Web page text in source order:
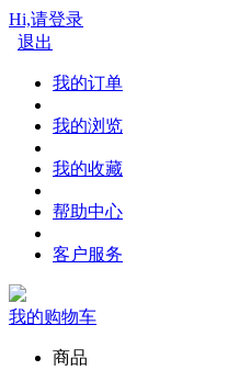
Hi,请登录
退出
我的订单
我的浏览
我的收藏
帮助中心
客户服务
我的购物车
商品